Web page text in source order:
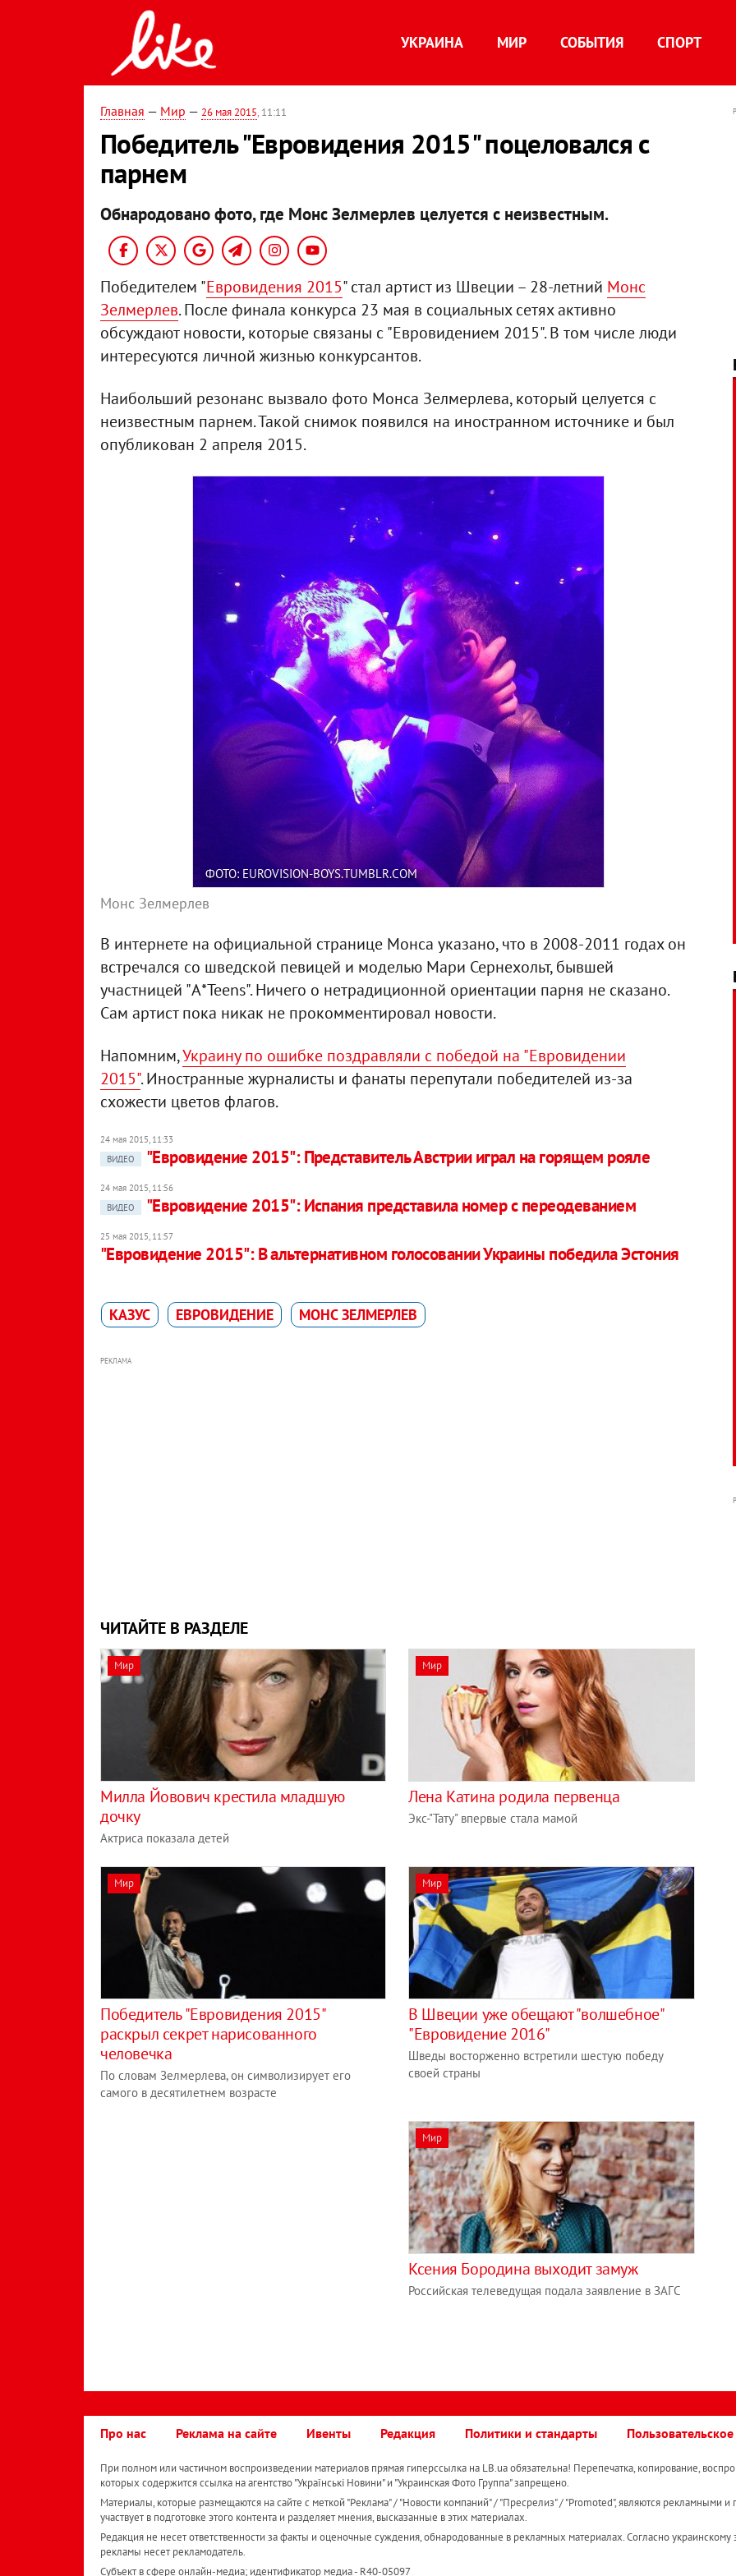
УКРАИНА МИР СОБЫТИЯ СПОРТ
Главная — Мир — 26 мая 2015, 11:11
Победитель "Евровидения 2015" поцеловался с
парнем
Обнародовано фото, где Монс Зелмерлев целуется с неизвестным.
Победителем "Евровидения 2015" стал артист из Швеции – 28-летний Монс
Зелмерлев. После финала конкурса 23 мая в социальных сетях активно
обсуждают новости, которые связаны с "Евровидением 2015". В том числе люди
интересуются личной жизнью конкурсантов.
Наибольший резонанс вызвало фото Монса Зелмерлева, который целуется с
неизвестным парнем. Такой снимок появился на иностранном источнике и был
опубликован 2 апреля 2015.
ФОТО: EUROVISION-BOYS.TUMBLR.COM
Монс Зелмерлев
В интернете на официальной странице Монса указано, что в 2008-2011 годах он
встречался со шведской певицей и моделью Мари Сернехольт, бывшей
участницей "A*Teens". Ничего о нетрадиционной ориентации парня не сказано.
Сам артист пока никак не прокомментировал новости.
Напомним,Украину по ошибке поздравляли с победой на "Евровидении
2015". Иностранные журналисты и фанаты перепутали победителей из-за
схожести цветов флагов.
24 мая 2015, 11:33
ВИДЕО
"Евровидение 2015": Представитель Австрии играл на горящем рояле
24 мая 2015, 11:56
ВИДЕО
"Евровидение 2015": Испания представила номер с переодеванием
25 мая 2015, 11:57
"Евровидение 2015": В альтернативном голосовании Украины победила Эстония
КАЗУС ЕВРОВИДЕНИЕ МОНС ЗЕЛМЕРЛЕВ
РЕКЛАМА
ЧИТАЙТЕ В РАЗДЕЛЕ
Мир
Милла Йовович крестила младшую
дочку
Актриса показала детей
Мир
Лена Катина родила первенца
Экс-"Тату" впервые стала мамой
Мир
Победитель "Евровидения 2015"
раскрыл секрет нарисованного
человечка
По словам Зелмерлева, он символизирует его
самого в десятилетнем возрасте
Мир
В Швеции уже обещают "волшебное"
"Евровидение 2016"
Шведы восторженно встретили шестую победу
своей страны
Мир
Ксения Бородина выходит замуж
Российская телеведущая подала заявление в ЗАГС
Про нас Реклама на сайте Ивенты Редакция Политики и стандарты
При полном или частичном воспроизведении материалов прямая гиперссылка на LB.ua обязательна! Перепечатка, копирование,
которых содержится ссылка на агентство "Українськi Новини" и "Украинская Фото Группа" запрещено.
Материалы, которые размещаются на сайте с меткой "Реклама" / "Новости компаний" / "Пресрелиз" / "Promoted", являются рекламными и
участвует в подготовке этого контента и разделяет мнения, высказанные в этих материалах.
Редакция не несет ответственности за факты и оценочные суждения, обнародованные в рекламных материалах. Согласно украинскому
рекламы несет рекламодатель.
Субъект в сфере онлайн-медиа; идентификатор медиа - R40-05097